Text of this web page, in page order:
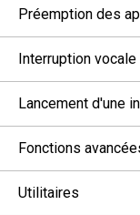
Préemption des
Interruption vocale
Lancement d'une
Fonctions
Utilitaires